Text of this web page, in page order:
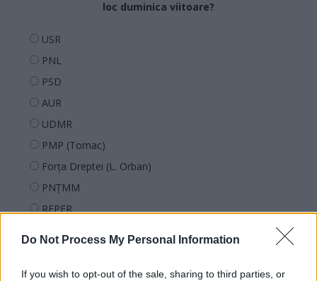
Do Not Process My Personal Information
If you wish to opt-out of the sale, sharing to third parties, or
loc duminica viitoare?
USR
PNL
PSD
AUR
UDMR
PMP (Tomac)
Forța Dreptei (L. Orban)
PNȚMM
REPER
POT (Gavrilă)